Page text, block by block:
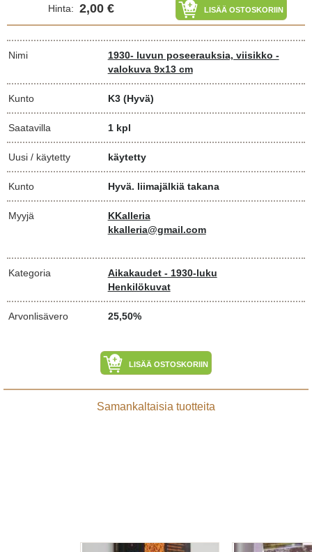
Hinta: 2,00 € LISÄÄ OSTOSKORIIN
Nimi
1930- luvun poseerauksia, viisikko -
valokuva 9x13 cm
Kunto K3 (Hyvä)
Saatavilla 1 kpl
Uusi / käytetty käytetty
Kunto Hyvä. liimajälkiä takana
Myyjä
KKalleria
kkalleria@gmail.com
Kategoria
Aikakaudet - 1930-luku
Henkilökuvat
Arvonlisävero 25,50%
LISÄÄ OSTOSKORIIN
Samankaltaisia tuotteita